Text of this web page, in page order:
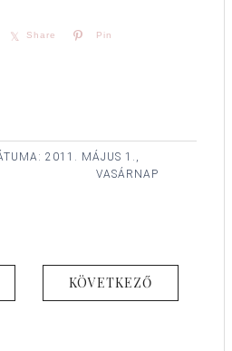
Share Pin
2011. MÁJUS 1.,
VASÁRNAP
KÖVETKEZŐ